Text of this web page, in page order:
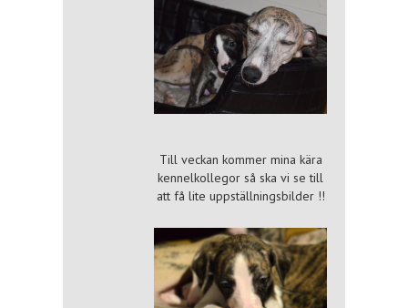
Till veckan kommer mina kära
kennelkollegor så ska vi se till
att få lite uppställningsbilder !!